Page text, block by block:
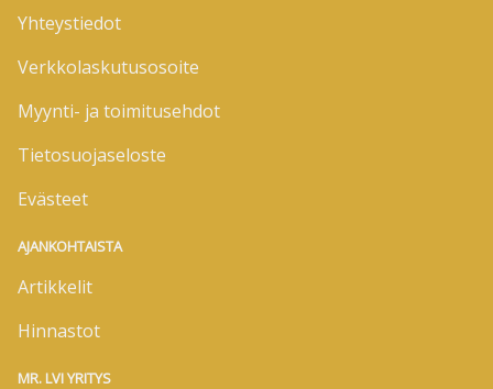
Yhteystiedot
Verkkolaskutusosoite
Myynti- ja toimitusehdot
Tietosuojaseloste
Evästeet
AJANKOHTAISTA
Artikkelit
Hinnastot
MR. LVI YRITYS